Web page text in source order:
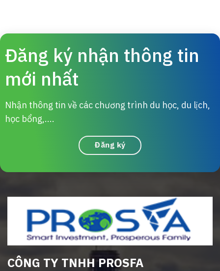
Đăng ký nhận thông tin
mới nhất
Nhận thông tin về các chương trình du học, du lịch,
học bổng,....
Đăng ký
CÔNG TY TNHH PROSFA